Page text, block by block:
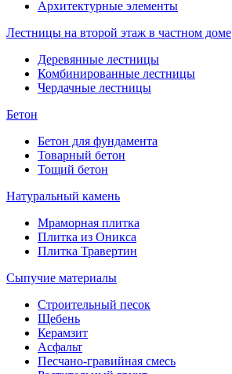
Архитектурные элементы
Лестницы на второй этаж в частном доме
Деревянные лестницы
Комбинированные лестницы
Чердачные лестницы
Бетон
Бетон для фундамента
Товарный бетон
Тощий бетон
Натуральный камень
Мраморная плитка
Плитка из Оникса
Плитка Травертин
Сыпучие материалы
Строительный песок
Щебень
Керамзит
Асфальт
Песчано-гравийная смесь